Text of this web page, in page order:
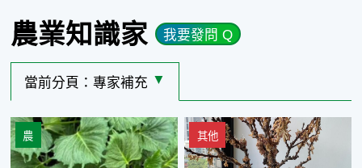
農業知識家 我要發問 Q
當前分頁：專家補充 選擇其他分頁
地瓜葉
農
桃樹枯葉不掉落，果實不長
其他